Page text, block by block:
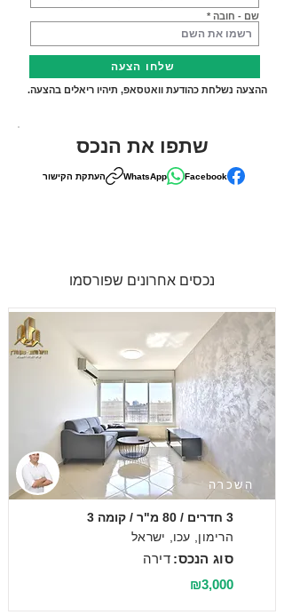
שם - חובה
שלחו הצעה
ההצעה נשלחת כהודעת וואטסאפ, תיהיו ריאלים בהצעה.
שתפו את הנכס
Facebook
WhatsApp העתקת הקישור
נכסים אחרונים שפורסמו
השכרה
3 חדרים / 80 מ"ר / קומה 3
הרימון, עכו, ישראל
דירה סוג הנכס:
₪3,000